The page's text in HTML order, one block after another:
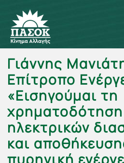
Γιάννης
Επίτροπο
«Εισηγούμαι τη
χρηματοδότηση
ηλεκτρικών
και
πυρηνική